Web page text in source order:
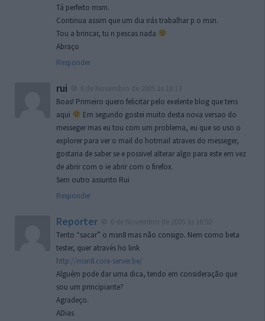
Tá perfeito msm.
Continua assim que um dia irás trabalhar p o msn.
Tou a brincar, tu n pescas nada
Abraço
Responder
rui
Boas! Primeiro quero felicitar pelo exelente blog que tens
aqui
Em segundo gostei muito desta nova versao do
messeger mas eu tou com um problema, eu que so uso o
explorer para ver o mail do hotmail atraves do messeger,
gostaria de saber se e possivel alterar algo para este em vez
de abrir com o ie abrir com o firefox.
Sem outro assunto Rui
Responder
Reporter
Tento “sacar” o msn8 mas não consigo. Nem como beta
tester, quer através ho link
http://msn8.core-server.be/
Alguém pode dar uma dica, tendo em consideração que
sou um principiante?
Agradeço.
ADias